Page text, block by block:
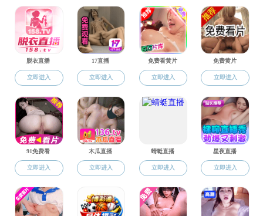
黑料网 黑料网概况 本科生教育 研究生教育
研究生教育